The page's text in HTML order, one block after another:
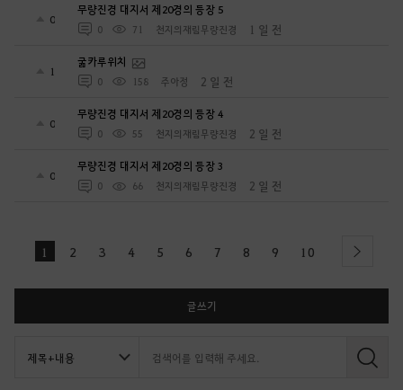
0
무량진경 대지서 제20경의 등장 5
0 71 천지의재림무량진경 1 일 전
1
굶카루위치
0 158 주아정 2 일 전
0
무량진경 대지서 제20경의 등장 4
0 55 천지의재림무량진경 2 일 전
0
무량진경 대지서 제20경의 등장 3
0 66 천지의재림무량진경 2 일 전
1 2 3 4 5 6 7 8 9 10 next
글쓰기
검